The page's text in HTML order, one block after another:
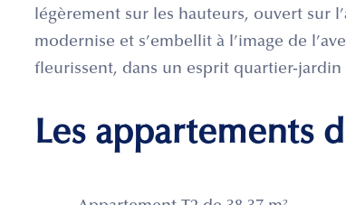
légèrement sur les hauteurs, ouvert sur
modernise et s’embellit à l’image de
fleurissent, dans un esprit quartier-jardin
Les appartements